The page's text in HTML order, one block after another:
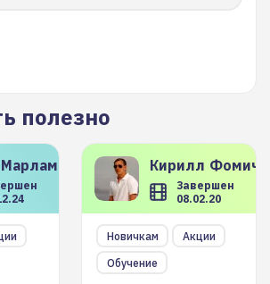
полезно
Марламов Кирилл
Завершен
08.02.20
Новичкам
Акции
Обучение